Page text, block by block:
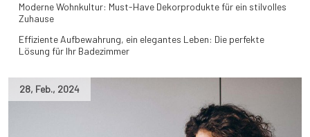
28, Feb., 2024
Moderne Wohnkultur: Must-Have Dekorprodukte für ein stilvolles
Zuhause
Effiziente Aufbewahrung, ein elegantes Leben: Die perfekte
Lösung für Ihr Badezimmer